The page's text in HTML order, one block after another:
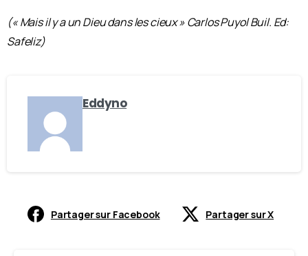
(« Mais il y a un Dieu dans les cieux » Carlos Puyol Buil. Ed:
Safeliz)
Eddyno
Partager sur Facebook Partager sur X